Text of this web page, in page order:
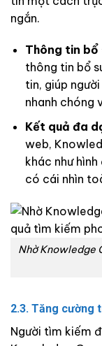
ngắn.
Thông tin bổ
thông tin bổ
tin, giúp
nhanh chóng
Kết quả đa
web,
khác như
có cái nhìn
Nhờ Knowledge
2.3. Tăng cường
Người tìm kiếm